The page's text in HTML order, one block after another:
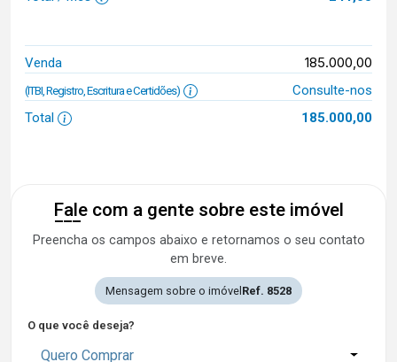
Venda 185.000,00
(ITBI, Registro, Escritura e Certidões)
Consulte-nos
Total
185.000,00
Fale com a gente sobre este imóvel
Preencha os campos abaixo e retornamos o seu contato
em breve.
Mensagem sobre o imóvelRef. 8528
O que você deseja?
Quero Comprar